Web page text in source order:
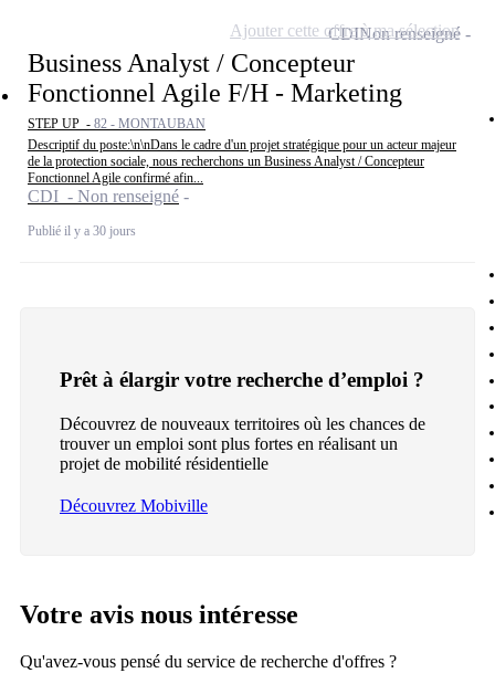
Business Analyst / Concepteur
Fonctionnel Agile F/H - Marketing
STEP UP - 82 - MONTAUBAN
Descriptif du poste:\n\nDans le cadre d'un projet stratégique pour un acteur majeur
de la protection sociale, nous recherchons un Business Analyst / Concepteur
Fonctionnel Agile confirmé afin...
CDI - Non renseigné
Publié il y a 30 jours
CDINon renseigné
Ajouter cette offre à ma sélection
Prêt à élargir votre recherche d’emploi ?
Découvrez de nouveaux territoires où les chances de
trouver un emploi sont plus fortes en réalisant un
projet de mobilité résidentielle
Découvrez Mobiville
Votre avis nous intéresse
Qu'avez-vous pensé du service de recherche d'offres ?